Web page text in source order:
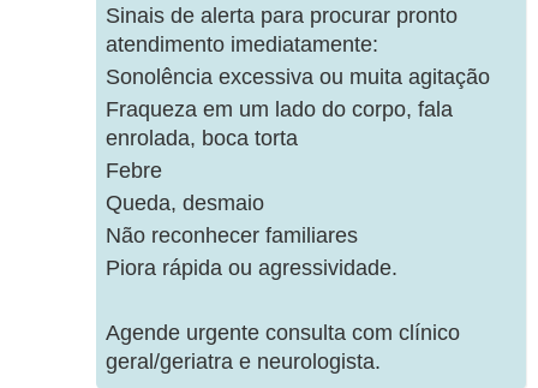
Sinais de alerta para procurar pronto
atendimento imediatamente:
Sonolência excessiva ou muita agitação
Fraqueza em um lado do corpo, fala
enrolada, boca torta
Febre
Queda, desmaio
Não reconhecer familiares
Piora rápida ou agressividade.
Agende urgente consulta com clínico
geral/geriatra e neurologista.